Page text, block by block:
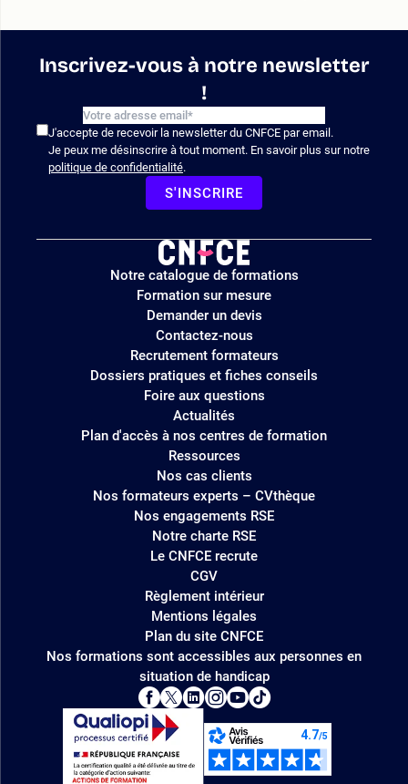
Inscrivez-vous à notre newsletter
!
J'accepte de recevoir la newsletter du CNFCE par email.
Je peux me désinscrire à tout moment. En savoir plus sur notre
politique de confidentialité.
S'INSCRIRE
Logo
site
Notre catalogue de formations
Formation sur mesure
Demander un devis
Contactez-nous
Recrutement formateurs
Dossiers pratiques et fiches conseils
Foire aux questions
Actualités
Plan d'accès à nos centres de formation
Ressources
Nos cas clients
Nos formateurs experts – CVthèque
Nos engagements RSE
Notre charte RSE
Le CNFCE recrute
CGV
Règlement intérieur
Mentions légales
Plan du site CNFCE
Nos formations sont accessibles aux personnes en
situation de handicap